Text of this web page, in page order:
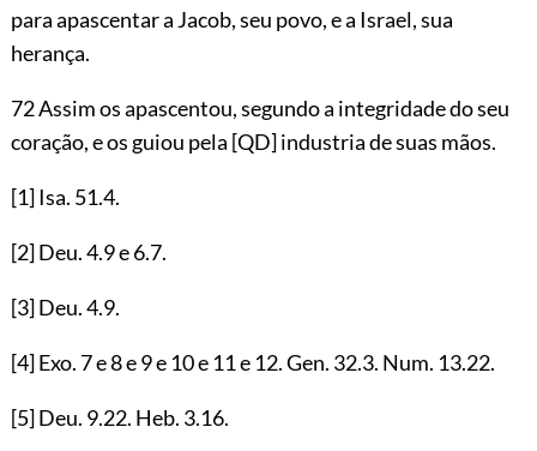
para apascentar a Jacob, seu povo, e a Israel, sua
herança.
72 Assim os apascentou, segundo a integridade do seu
coração, e os guiou pela [QD]industria de suas mãos.
[1]Isa. 51.4.
[2]Deu.4.9e6.7.
[3]Deu.4.9.
[4]Exo. 7e8e9e 10e 11e 12. Gen. 32.3. Num. 13.22.
[5]Deu. 9.22. Heb. 3.16.